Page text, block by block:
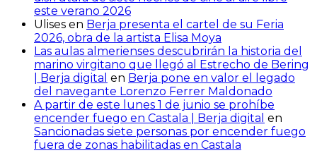
este verano 2026
Ulises en Berja presenta el cartel de su Feria
2026, obra de la artista Elisa Moya
Las aulas almerienses descubrirán la historia del
marino virgitano que llegó al Estrecho de Bering
| Berja digital en Berja pone en valor el legado
del navegante Lorenzo Ferrer Maldonado
A partir de este lunes 1 de junio se prohíbe
encender fuego en Castala | Berja digital en
Sancionadas siete personas por encender fuego
fuera de zonas habilitadas en Castala